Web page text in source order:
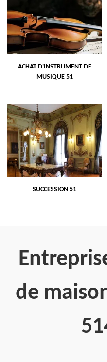
ACHAT D'INSTRUMENT DE
MUSIQUE 51
SUCCESSION 51
de